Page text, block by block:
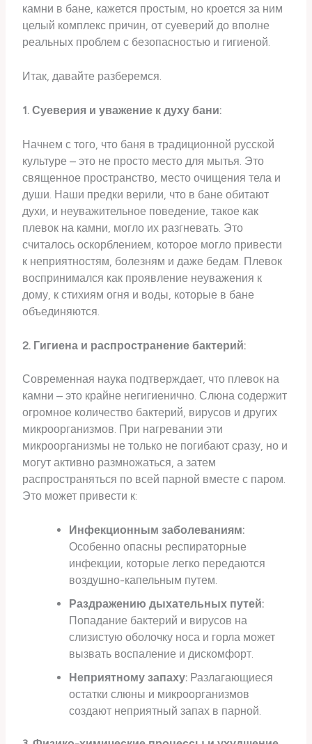
камни в бане, кажется простым, но кроется за ним
целый комплекс причин, от суеверий до вполне
реальных проблем с безопасностью и гигиеной.
Итак, давайте разберемся.
1. Суеверия и уважение к духу бани:
Начнем с того, что баня в традиционной русской
культуре – это не просто место для мытья. Это
священное пространство, место очищения тела и
души. Наши предки верили, что в бане обитают
духи, и неуважительное поведение, такое как
плевок на камни, могло их разгневать. Это
считалось оскорблением, которое могло привести
к неприятностям, болезням и даже бедам. Плевок
воспринимался как проявление неуважения к
дому, к стихиям огня и воды, которые в бане
объединяются.
2. Гигиена и распространение бактерий:
Современная наука подтверждает, что плевок на
камни – это крайне негигиенично. Слюна содержит
огромное количество бактерий, вирусов и других
микроорганизмов. При нагревании эти
микроорганизмы не только не погибают сразу, но и
могут активно размножаться, а затем
распространяться по всей парной вместе с паром.
Это может привести к:
Инфекционным заболеваниям:
Особенно опасны респираторные
инфекции, которые легко передаются
воздушно-капельным путем.
Раздражению дыхательных путей:
Попадание бактерий и вирусов на
слизистую оболочку носа и горла может
вызвать воспаление и дискомфорт.
Неприятному запаху:Разлагающиеся
остатки слюны и микроорганизмов
создают неприятный запах в парной.